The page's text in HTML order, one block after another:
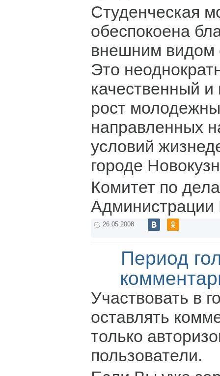
Студенческая
обеспокоена
внешним видом
Это
качественный
рост
направленных
условий
городе
Комитет по
Администрации
26.05.2008
Период
Участвовать в
оставлять
только
пользователи.